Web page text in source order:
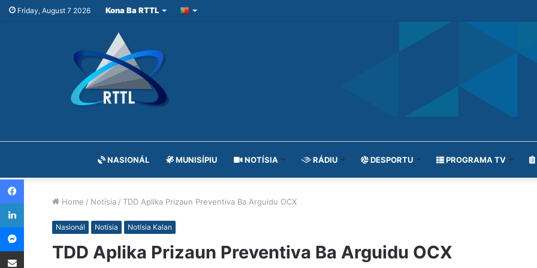
Friday, August 7 2026 Kona Ba RTTL
NASIONÁL MUNISÍPIU NOTÍSIA RÁDIU DESPORTU PROGRAMA TV
Home / Notísia / TDD Aplika Prizaun Preventiva Ba Arguidu OCX
Nasionál Notísia Notísia Kalan
TDD Aplika Prizaun Preventiva Ba Arguidu OCX
Facebook
LinkedIn
Messenger